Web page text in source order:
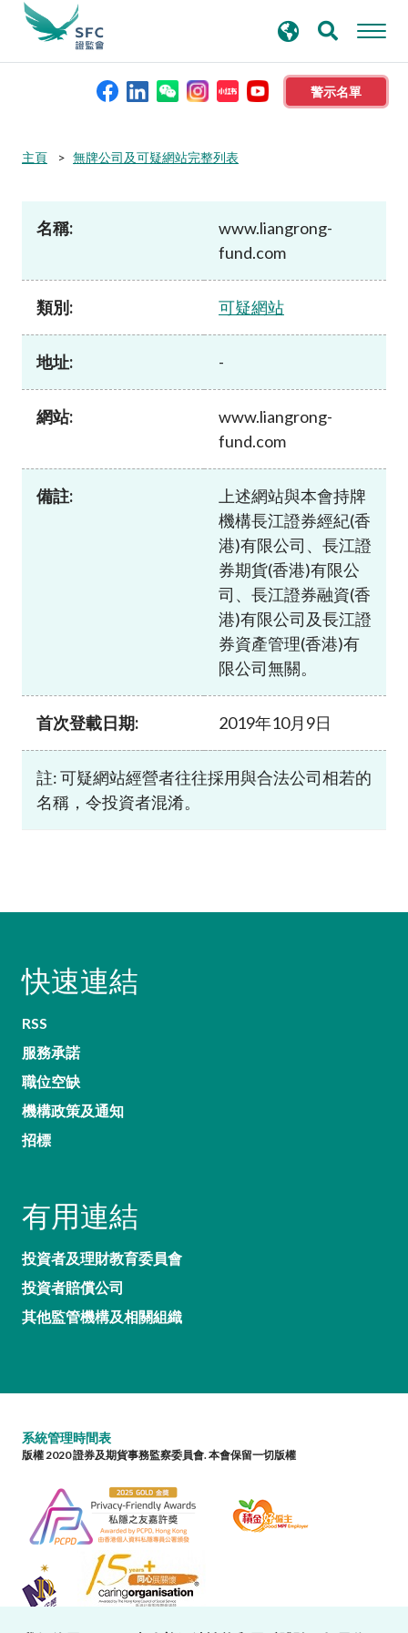
警示名單
本會簡介
資料庫
新聞稿及公布
加入本會
尋
主頁 無牌公司及可疑網站完整列表
名稱:
www.liangrong-
fund.com
類別: 可疑網站
地址: -
網站:
www.liangrong-
fund.com
備註:
上述網站與本會持牌
機構長江證券經紀(香
港)有限公司、長江證
券期貨(香港)有限公
司、長江證券融資(香
港)有限公司及長江證
券資產管理(香港)有
限公司無關。
首次登載日期: 2019年10月9日
註: 可疑網站經營者往往採用與合法公司相若的
名稱，令投資者混淆。
快速連結
RSS
服務承諾
職位空缺
機構政策及通知
招標
有用連結
投資者及理財教育委員會
投資者賠償公司
其他監管機構及相關組織
系統管理時間表
版權 2020 證券及期貨事務監察委員會. 本會保留一切版權